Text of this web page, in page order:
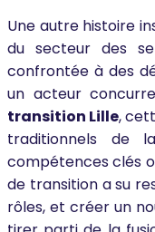
Une autre histoire
du secteur des
confrontée à des
un acteur
transition Lille,
traditionnels de
compétences clés
de transition a su
rôles, et créer un